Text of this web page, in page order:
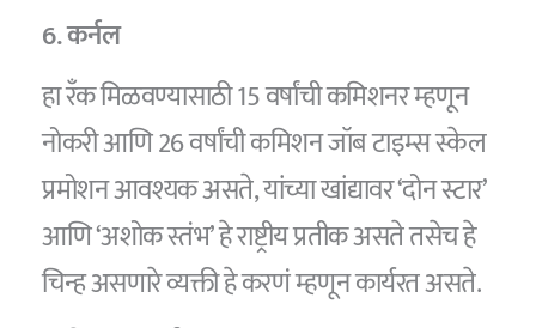
6. कर्नल
हा रँक मिळवण्यासाठी 15 वर्षांची कमिशनर म्हणून
नोकरी आणि 26 वर्षांची कमिशन जॉब टाइम्स स्केल
प्रमोशन आवश्यक असते, यांच्या खांद्यावर ‘दोन स्टार’
आणि ‘अशोक स्तंभ’ हे राष्ट्रीय प्रतीक असते तसेच हे
चिन्ह असणारे व्यक्ती हे करणं म्हणून कार्यरत असते.